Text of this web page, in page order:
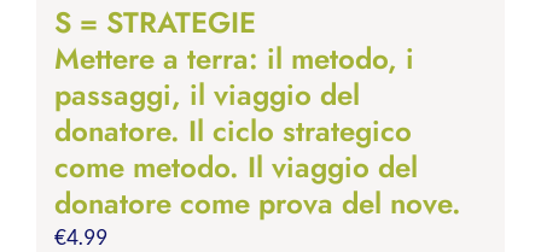
S = STRATEGIE
Mettere a terra: il metodo, i
passaggi, il viaggio del
donatore. Il ciclo strategico
come metodo. Il viaggio del
donatore come prova del nove.
€4.99